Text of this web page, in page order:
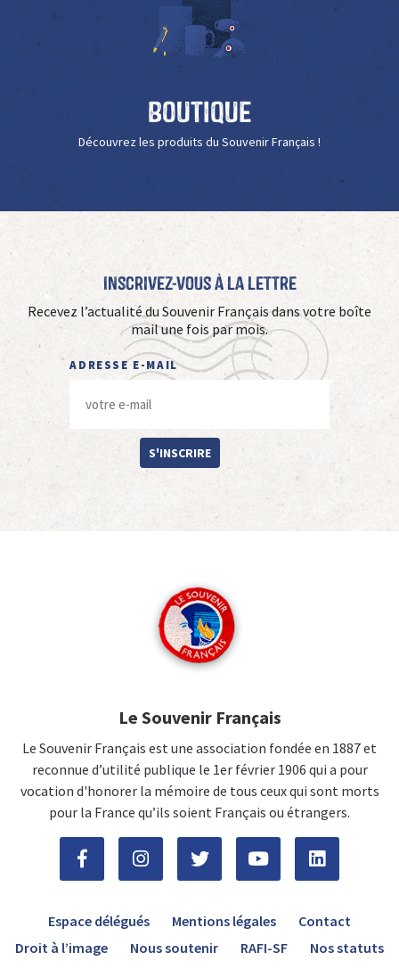
Boutique
Découvrez les produits du Souvenir Français !
Inscrivez-vous à La Lettre
Recevez l’actualité du Souvenir Français dans votre boîte
mail une fois par mois.
ADRESSE E-MAIL
S'INSCRIRE
Le Souvenir Français
Le Souvenir Français est une association fondée en 1887 et
reconnue d’utilité publique le 1er février 1906 qui a pour
vocation d'honorer la mémoire de tous ceux qui sont morts
pour la France qu’ils soient Français ou étrangers.
Espace délégués Mentions légales
Contact
Droit à l’image
Nous soutenir RAFI-SF Nos statuts